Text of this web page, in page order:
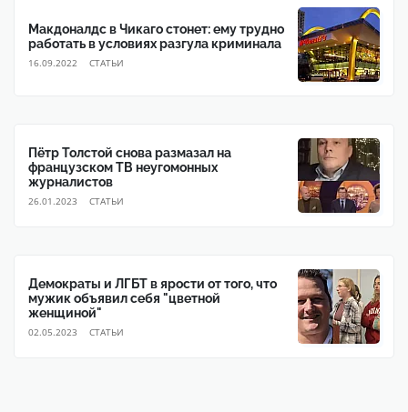
Макдоналдс в Чикаго стонет: ему трудно
работать в условиях разгула криминала
16.09.2022 CТАТЬИ
Пётр Толстой снова размазал на
французском ТВ неугомонных
журналистов
26.01.2023 CТАТЬИ
Демократы и ЛГБТ в ярости от того, что
мужик объявил себя "цветной
женщиной"
02.05.2023 CТАТЬИ